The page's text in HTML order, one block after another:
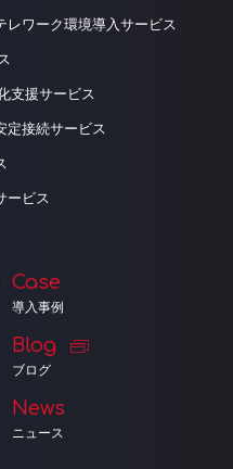
ワーク環境導入サービス
支援サービス
定接続サービス
ービス
Case
導入事例
Blog
ブログ
News
ニュース